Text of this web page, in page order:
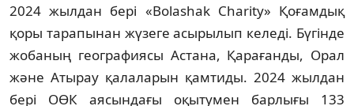
2024 жылдан бері «Bolashak Charity» Қоғамдық
қоры тарапынан жүзеге асырылып келеді. Бүгінде
жобаның географиясы Астана, Қарағанды, Орал
және Атырау қалаларын қамтиды. 2024 жылдан
бері ОӨК аясындағы оқытумен барлығы 133